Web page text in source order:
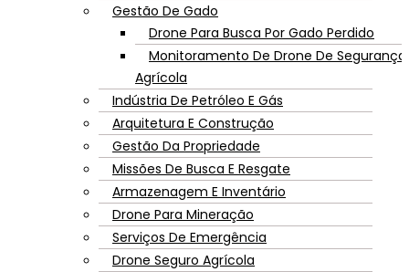
Gestão De Gado
Drone Para Busca Por Gado Perdido
Monitoramento De Drone De Segurança
Agrícola
Indústria De Petróleo E Gás
Arquitetura E Construção
Gestão Da Propriedade
Missões De Busca E Resgate
Armazenagem E Inventário
Drone Para Mineração
Serviços De Emergência
Drone Seguro Agrícola